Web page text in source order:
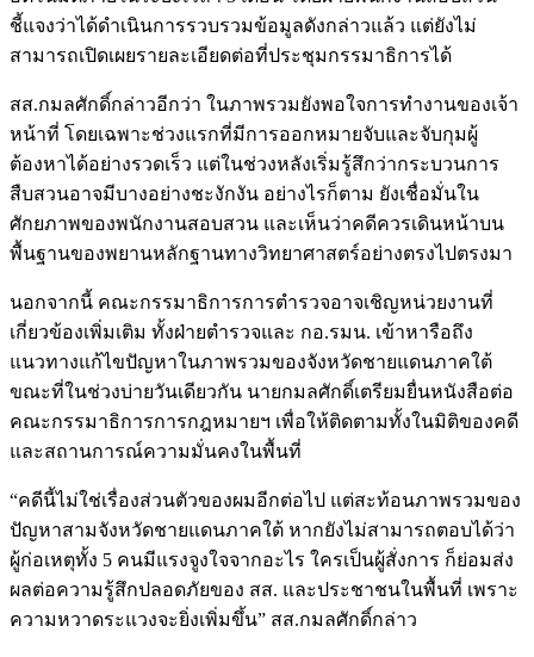
ชี้แจงว่าได้ดำเนินการรวบรวมข้อมูลดังกล่าวแล้ว แต่ยังไม่
สามารถเปิดเผยรายละเอียดต่อที่ประชุมกรรมาธิการได้
สส.กมลศักดิ์กล่าวอีกว่า ในภาพรวมยังพอใจการทำงานของเจ้า
หน้าที่ โดยเฉพาะช่วงแรกที่มีการออกหมายจับและจับกุมผู้
ต้องหาได้อย่างรวดเร็ว แต่ในช่วงหลังเริ่มรู้สึกว่ากระบวนการ
สืบสวนอาจมีบางอย่างชะงักงัน อย่างไรก็ตาม ยังเชื่อมั่นใน
ศักยภาพของพนักงานสอบสวน และเห็นว่าคดีควรเดินหน้าบน
พื้นฐานของพยานหลักฐานทางวิทยาศาสตร์อย่างตรงไปตรงมา
นอกจากนี้ คณะกรรมาธิการการตำรวจอาจเชิญหน่วยงานที่
เกี่ยวข้องเพิ่มเติม ทั้งฝ่ายตำรวจและ กอ.รมน. เข้าหารือถึง
แนวทางแก้ไขปัญหาในภาพรวมของจังหวัดชายแดนภาคใต้
ขณะที่ในช่วงบ่ายวันเดียวกัน นายกมลศักดิ์เตรียมยื่นหนังสือต่อ
คณะกรรมาธิการการกฎหมายฯ เพื่อให้ติดตามทั้งในมิติของคดี
และสถานการณ์ความมั่นคงในพื้นที่
“คดีนี้ไม่ใช่เรื่องส่วนตัวของผมอีกต่อไป แต่สะท้อนภาพรวมของ
ปัญหาสามจังหวัดชายแดนภาคใต้ หากยังไม่สามารถตอบได้ว่า
ผู้ก่อเหตุทั้ง 5 คนมีแรงจูงใจจากอะไร ใครเป็นผู้สั่งการ ก็ย่อมส่ง
ผลต่อความรู้สึกปลอดภัยของ สส. และประชาชนในพื้นที่ เพราะ
ความหวาดระแวงจะยิ่งเพิ่มขึ้น” สส.กมลศักดิ์กล่าว